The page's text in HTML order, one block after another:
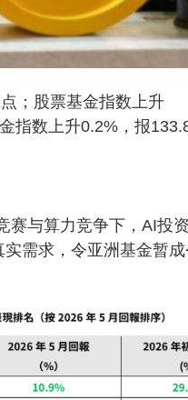
；股票基金指数上升
指数上升0.2%，报
赛与算力竞争下，AI投
需求，令亚洲基金暂